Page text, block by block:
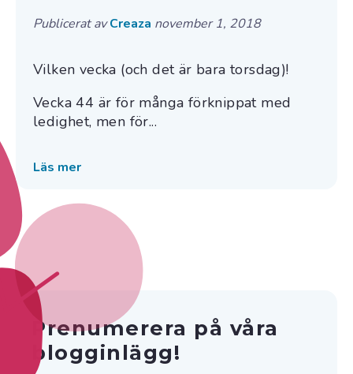
Publicerat avCreaza november 1, 2018
Vilken vecka (och det är bara torsdag)!
Vecka 44 är för många förknippat med
ledighet, men för...
Läs mer
Prenumerera på våra
blogginlägg!